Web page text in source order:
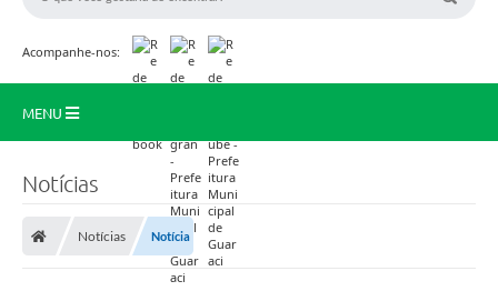
Acompanhe-nos:
MENU
Notícias
Notícias Notícia